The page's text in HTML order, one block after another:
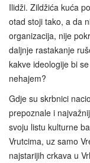
Ilidži. Zildžića kuća
otad stoji tako, a da
organizacija, nije
daljnje rastakanje
kakve ideologije bi
nehajem?
Gdje su skrbnici
prepoznale i
svoju listu kulturne
Vrutcima, uz samo
najstarijih crkava u